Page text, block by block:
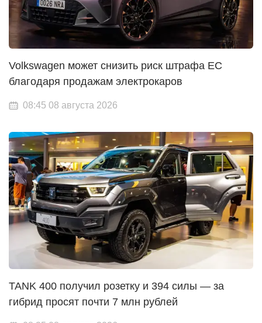
Volkswagen может снизить риск штрафа ЕС
благодаря продажам электрокаров
08:45 08 августа 2026
TANK 400 получил розетку и 394 силы — за
гибрид просят почти 7 млн рублей